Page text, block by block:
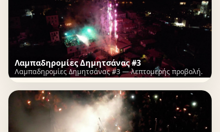
Λαμπαδηρομίες Δημητσάνας #3
Λαμπαδηρομίες Δημητσάνας #3 — λεπτομερής προβολή.